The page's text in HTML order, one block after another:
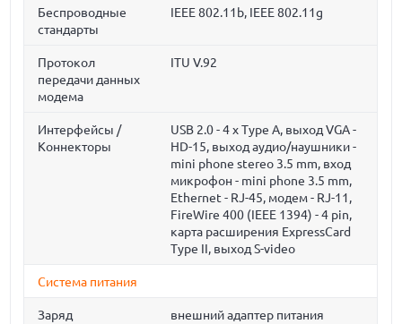
Беспроводные
стандарты
IEEE 802.11b, IEEE 802.11g
Протокол
передачи данных
модема
ITU V.92
Интерфейсы /
Коннекторы
USB 2.0 - 4 x Type A, выход VGA -
HD-15, выход аудио/наушники -
mini phone stereo 3.5 mm, вход
микрофон - mini phone 3.5 mm,
Ethernet - RJ-45, модем - RJ-11,
FireWire 400 (IEEE 1394) - 4 pin,
карта расширения ExpressCard
Type II, выход S-video
Система питания
Заряд
внешний адаптер питания